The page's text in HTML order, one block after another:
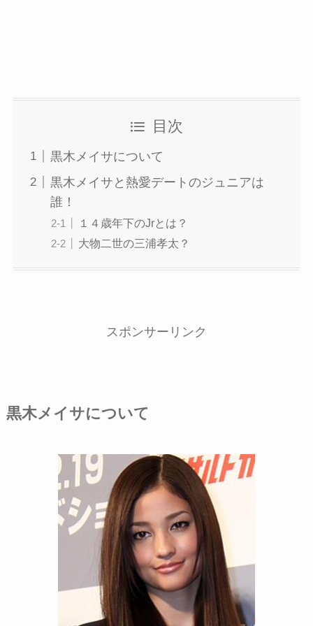
目次
黒木メイサについて
黒木メイサと熱愛デートのジュニアは
誰！
１４歳年下のJrとは？
大物二世の三浦孝太？
スポンサーリンク
黒木メイサについて